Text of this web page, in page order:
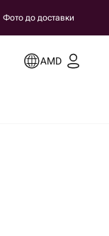
Фото до доставки
AMD